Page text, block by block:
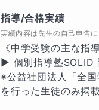
もし、中学受験や大
頼ってください。「
たからこそ、中学受
できます。また、西
では“他の生徒に差
指導/合格実績
実績内容は先生の自己申告
《中学受験の主な指
▶ 個別指導塾SOLID
※公益社団法人「全
を行った生徒のみ掲載